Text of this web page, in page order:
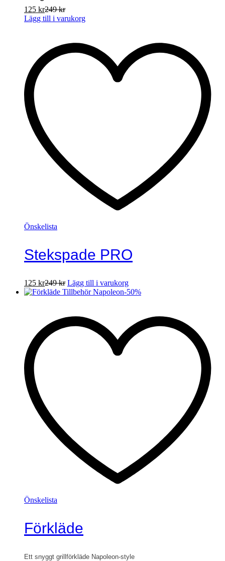
125 kr249kr
Lägg till i varukorg
Önskelista
Stekspade PRO
125 kr249kr Lägg till i varukorg
-50%
Önskelista
Förkläde
Ett snyggt grillförkläde Napoleon-style